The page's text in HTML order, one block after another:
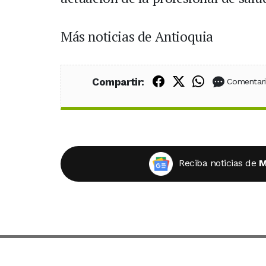
Más noticias de Antioquia
Compartir: Compartir en
Compartir en
Compartir
Reciba noticias de